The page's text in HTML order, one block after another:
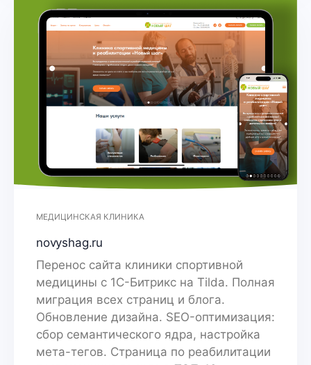
МЕДИЦИНСКАЯ КЛИНИКА
novyshag.ru
Перенос сайта клиники спортивной
медицины с 1С-Битрикс на Tilda. Полная
миграция всех страниц и блога.
Обновление дизайна. SEO-оптимизация:
сбор семантического ядра, настройка
мета-тегов. Страница по реабилитации